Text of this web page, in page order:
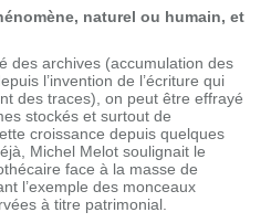
naturel ou humain, et
des archives (accumulation des
l’invention de l’écriture qui
des traces), on peut être effrayé
stockés et surtout de
croissance depuis quelques
Michel Melot soulignait le
face à la masse de
l’exemple des monceaux
à titre patrimonial.